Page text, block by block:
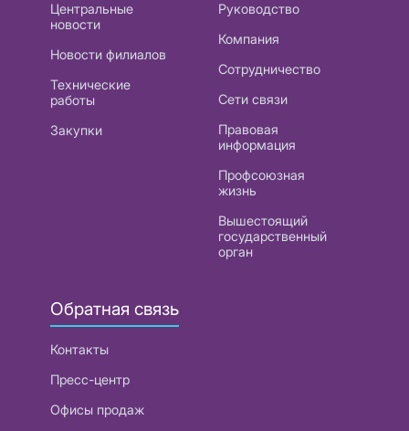
Центральные
новости
Новости филиалов
Технические
работы
Закупки
Руководство
Компания
Сотрудничество
Сети связи
Правовая
информация
Профсоюзная
жизнь
Вышестоящий
государственный
орган
Обратная связь
Контакты
Пресс-центр
Офисы продаж